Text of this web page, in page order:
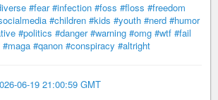
#fear #infection #foss #floss #freedom
#children #kids #youth #nerd #humor
#politics #danger #warning #omg #wtf #fail
#maga #qanon #conspiracy #altright
06-19 21:00:59 GMT